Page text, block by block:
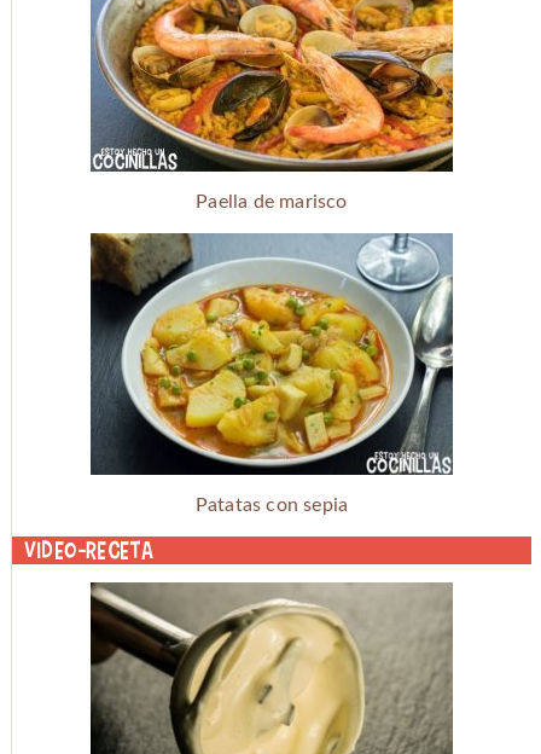
Paella de marisco
Patatas con sepia
Video-receta